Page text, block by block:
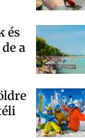
és
a